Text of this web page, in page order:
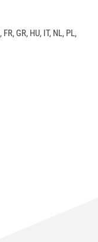
, FR, GR, HU, IT, NL, PL,